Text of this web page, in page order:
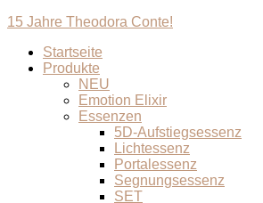
15 Jahre Theodora Conte!
Startseite
Produkte
NEU
Emotion Elixir
Essenzen
5D-Aufstiegsessenz
Lichtessenz
Portalessenz
Segnungsessenz
SET